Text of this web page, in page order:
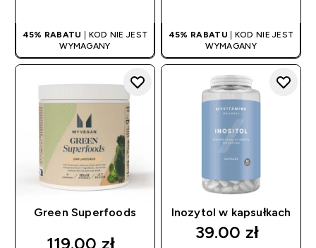
45% RABATU
| KOD NIE JEST
WYMAGANY
45% RABATU | KOD NIE JEST
WYMAGANY
Green Superfoods
119.00 zł‎
Inozytol w kapsułkach
39.00 zł‎